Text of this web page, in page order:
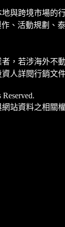
與跨境市場的
、活動規劃、
，若涉海外不
人詳閱行銷文
站資料之相關